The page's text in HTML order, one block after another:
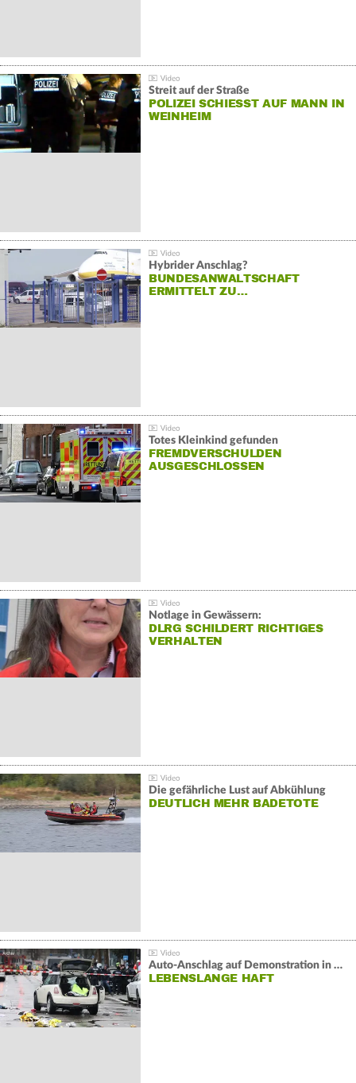
Streit auf der Straße
POLIZEI SCHIESST AUF MANN IN W
EINHEIM
Hybrider Anschlag?
BUNDESANWALTSCHAFT
ERMITTELT ZU…
Totes Kleinkind gefunden
FREMDVERSCHULDEN
AUSGESCHLOSSEN
Notlage in Gewässern:
DLRG SCHILDERT RICHTIGES
VERHALTEN
Die gefährliche Lust auf Abkühlung
DEUTLICH MEHR BADETOTE
Auto-Anschlag auf Demonstration in München:
LEBENSLANGE HAFT